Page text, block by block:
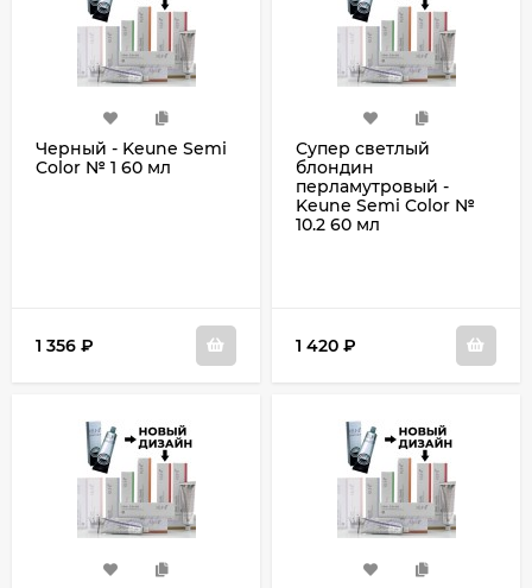
Черный - Keune Semi
Color № 1 60 мл
1 356 ₽
Супер светлый
блондин
перламутровый -
Keune Semi Color №
10.2 60 мл
1 420 ₽